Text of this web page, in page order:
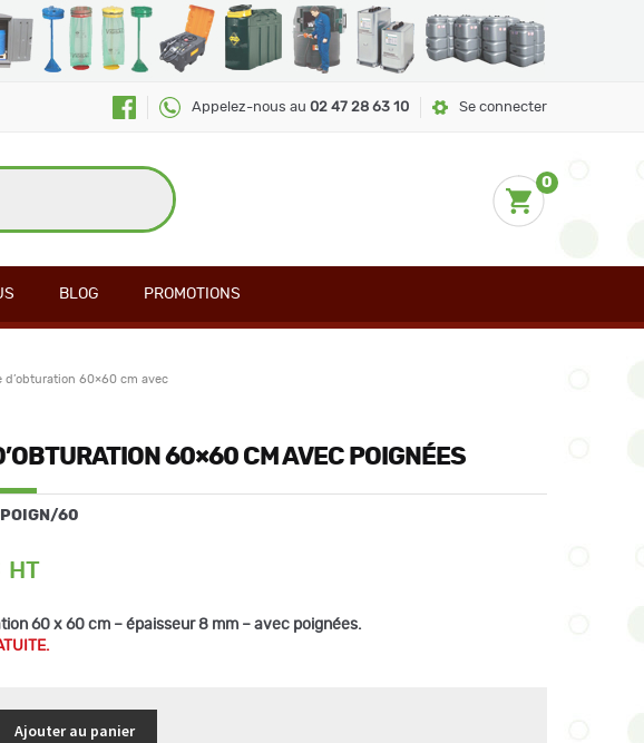
Appelez-nous au 02 47 28 63 10 Se connecter
0
BLOG PROMOTIONS
d’obturation 60×60 cm avec
60×60 CM AVEC POIGNÉES
60
60 x 60 cm – épaisseur 8 mm – avec poignées.
Ajouter au panier